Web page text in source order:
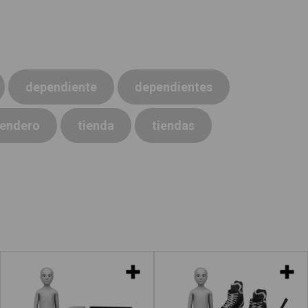
dependiente dependientes
tienda tiendas
Informáticos
Jugadores de hockey
hielo